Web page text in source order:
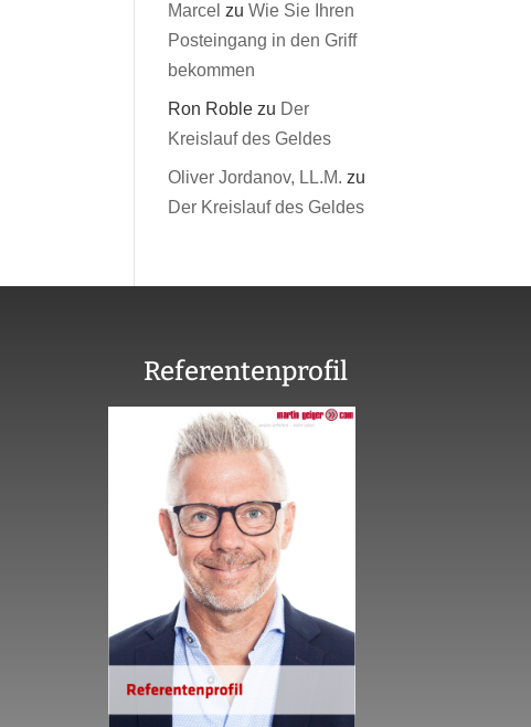
Marcel zuWie Sie Ihren
Posteingang in den Griff
bekommen
Ron Roble zu Der
Kreislauf des Geldes
Oliver Jordanov, LL.M. zu
Der Kreislauf des Geldes
Referentenprofil